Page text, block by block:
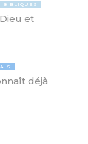
BIBLIQUES
et
déjà